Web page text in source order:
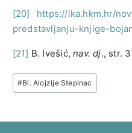
[20]
https://ika.hkm.hr/
predstavljanju-knjige-
[21] B. Ivešić,nav. dj., str.
Post
Tags:
#Bl. Alojzije Stepinac